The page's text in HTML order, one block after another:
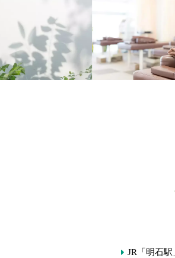
治療を受け、17日にはやや痛みは残りま
回復しました。
アキレス腱部分のみの温熱治療では全
たのですが、浅田院長の肉体に関する
、感謝しております。
JR「明石